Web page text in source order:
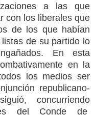
a las que
con los liberales que
de los que habían
de su partido lo
En esta
en la
los medios ser
republicano-
concurriendo
del Conde de